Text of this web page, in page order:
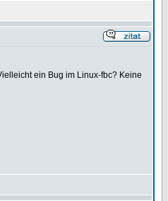
ein Bug im Linux-fbc? Keine